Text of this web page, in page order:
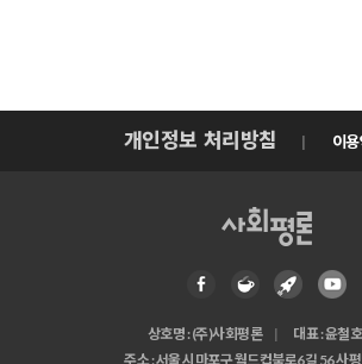
개인정보 처리방침 이
상호명 : (주)사회평론
대표 : 윤철호
주소 : 서울시 마포구 월드컵북로6길 56 사